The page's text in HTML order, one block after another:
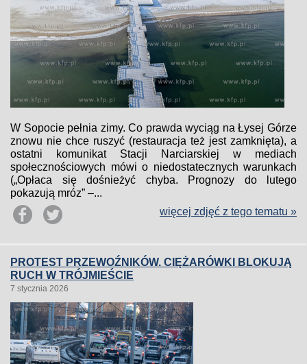
W Sopocie pełnia zimy. Co prawda wyciąg na Łysej Górze
znowu nie chce ruszyć (restauracja też jest zamknięta), a
ostatni komunikat Stacji Narciarskiej w mediach
społecznościowych mówi o niedostatecznych warunkach
(„Opłaca się dośnieżyć chyba. Prognozy do lutego
pokazują mróz” –...
więcej zdjęć z tego tematu »
PROTEST PRZEWOŹNIKÓW. CIĘŻARÓWKI BLOKUJĄ
RUCH W TRÓJMIEŚCIE
7 stycznia 2026